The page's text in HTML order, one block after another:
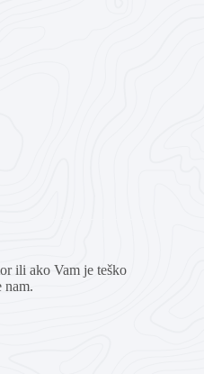
ili ako Vam je teško
nam.